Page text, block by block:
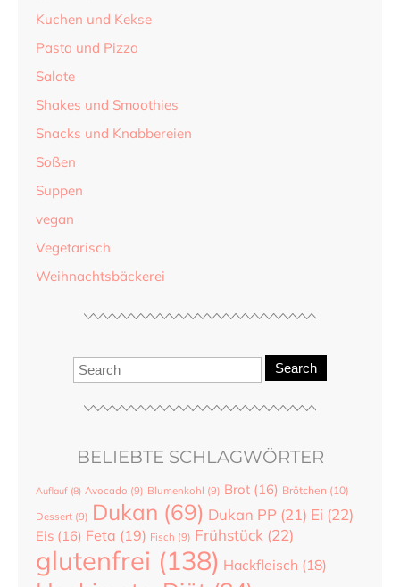
Kuchen und Kekse
Pasta und Pizza
Salate
Shakes und Smoothies
Snacks und Knabbereien
Soßen
Suppen
vegan
Vegetarisch
Weihnachtsbäckerei
Search
BELIEBTE SCHLAGWÖRTER
Auflauf (8) Avocado (9) Blumenkohl (9) Brot (16) Brötchen (10)
Dessert (9) Dukan (69) Dukan PP (21) Ei (22)
Eis (16) Feta (19) Fisch (9) Frühstück (22)
glutenfrei (138) Hackfleisch (18)